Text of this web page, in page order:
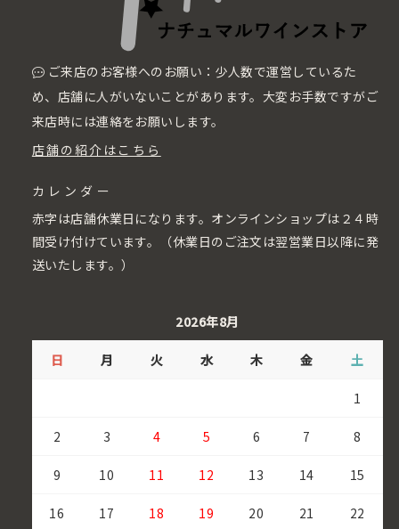
ご来店のお客様へのお願い：少人数で運営しているた
め、店舗に人がいないことがあります。大変お手数ですがご
来店時には連絡をお願いします。
店舗の紹介はこちら
カレンダー
赤字は店舗休業日になります。オンラインショップは２４時
間受け付けています。（休業日のご注文は翌営業日以降に発
送いたします。）
2026年8月
日 月 火 水 木 金 土
1
2 3 4 5 6 7 8
9 10 11 12 13 14 15
16 17 18 19 20 21 22